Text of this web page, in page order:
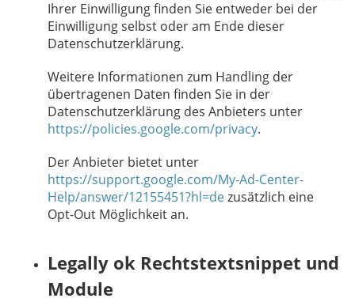
Ihrer Einwilligung finden Sie entweder bei der
Einwilligung selbst oder am Ende dieser
Datenschutzerklärung.
Weitere Informationen zum Handling der
übertragenen Daten finden Sie in der
Datenschutzerklärung des Anbieters unter
https://policies.google.com/privacy.
Der Anbieter bietet unter
https://support.google.com/My-Ad-Center-
Help/answer/12155451?hl=dezusätzlich eine
Opt-Out Möglichkeit an.
Legally ok Rechtstextsnippet und
Module